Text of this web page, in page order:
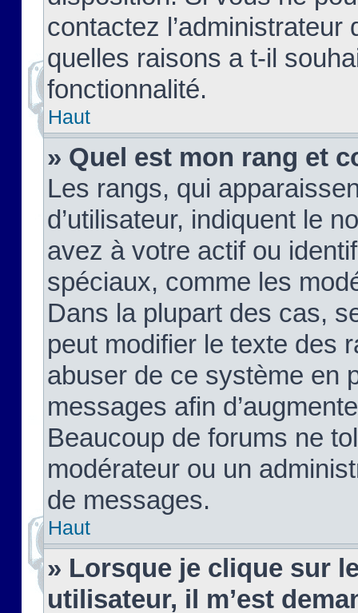
contactez
quelles raisons a t-il
fonctionnalité.
Haut
» Quel est mon rang et
Les rangs, qui
d’utilisateur, indiquent le
avez à votre actif ou
spéciaux, comme les
Dans la plupart des cas,
peut modifier le texte des
abuser de ce système en
messages afin
Beaucoup de forums ne
modérateur ou un
de messages.
Haut
» Lorsque je clique sur
utilisateur, il m’est